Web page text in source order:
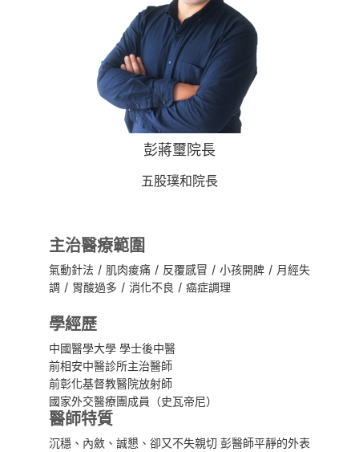
彭蔣璽院長
五股璞和院長
主治醫療範圍
氣動針法 / 肌肉痠痛 / 反覆感冒 / 小孩開脾 / 月經失
調 / 胃酸過多 / 消化不良 / 癌症調理
學經歷
中國醫學大學 學士後中醫
前相安中醫診所主治醫師
前彰化基督教醫院放射師
國家外交醫療團成員（史瓦帝尼）
醫師特質
沉穩、內斂、誠懇、卻又不失親切 彭醫師平靜的外表